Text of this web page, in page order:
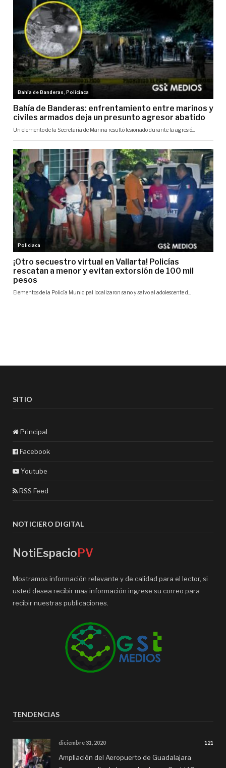
SITIO
Principal
Facebook
Youtube
RSS Feed
NOTICIERO DIGITAL
NotiEspacioPV
Mostramos información relevante y de calidad para el lector, si
usted desea recibir mas información ingrese su correo para
recibir nuestras publicaciones.
TENDENCIAS
diciembre 31, 2020 121
Ampliación del Aeropuerto de Guadalajara